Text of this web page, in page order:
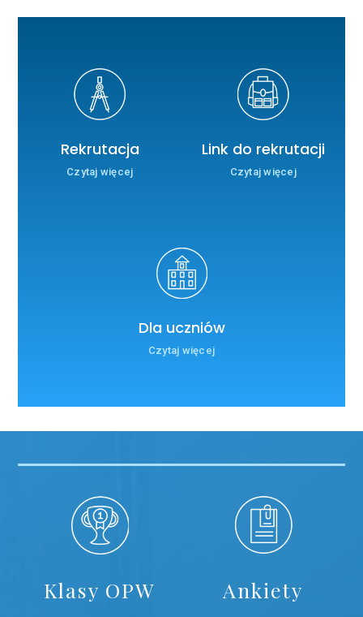
Rekrutacja
Czytaj więcej
Link do rekrutacji
Czytaj więcej
Dla uczniów
Czytaj więcej
Klasy OPW Ankiety